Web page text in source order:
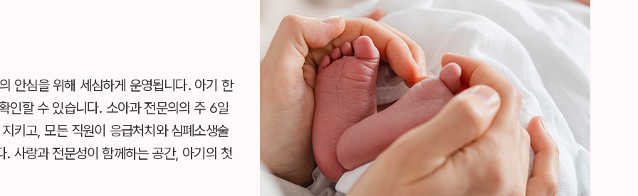
안심을 위해 세심하게 운영됩니다. 아기 한
인할 수 있습니다. 소아과 전문의의 주 6일
지키고,모든 직원이 응급처치와 심폐소생술
. 사랑과 전문성이 함께하는 공간, 아기의 첫